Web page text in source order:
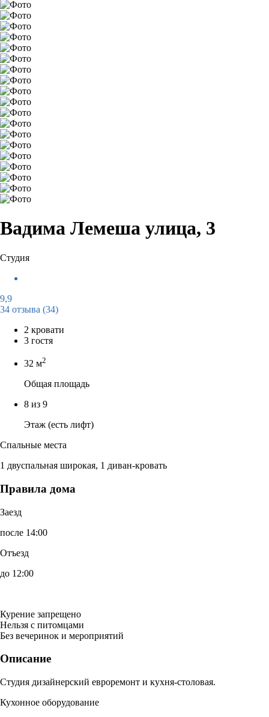
Вадима Лемеша улица, 3
Студия
9,9
34 отзыва (34)
2 кровати
3 гостя
32 м2
Общая площадь
8 из 9
Этаж (есть лифт)
Спальные места
1 двуспальная широкая, 1 диван-кровать
Правила дома
Заезд
после 14:00
Отъезд
до 12:00
Курение запрещено
Нельзя с питомцами
Без вечеринок и мероприятий
Описание
Студия дизайнерский евроремонт и кухня-столовая.
Кухонное оборудование